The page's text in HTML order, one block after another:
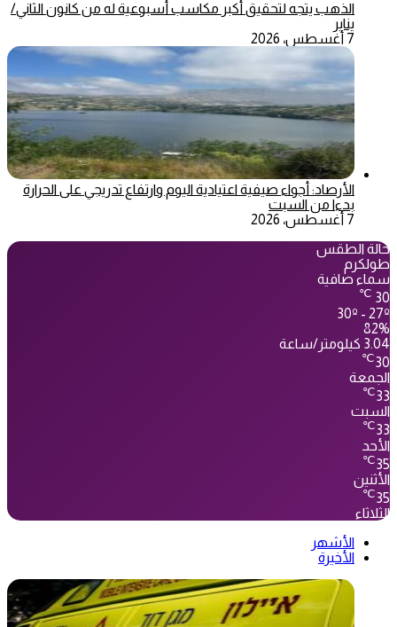
الذهب يتجه لتحقيق أكبر مكاسب أسبوعية له من كانون الثاني/
يناير
7 أغسطس، 2026
الأرصاد: أجواء صيفية اعتيادية اليوم وارتفاع تدريجي على الحرارة
بدءا من السبت
7 أغسطس، 2026
حالة الطقس
طولكرم
سماء صافية
30
℃
30º - 27º
82%
3.04 كيلومتر/ساعة
30
℃
الجمعة
33
℃
السبت
33
℃
الأحد
35
℃
الأثنين
35
℃
الثلاثاء
الأشهر
الأخيرة